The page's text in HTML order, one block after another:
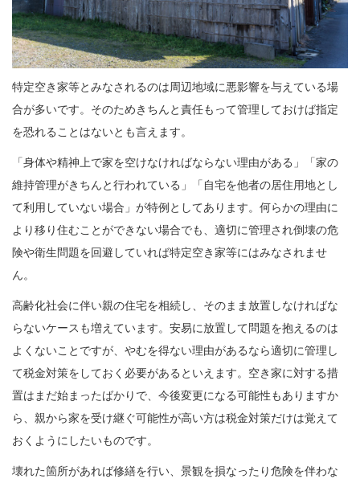
特定空き家等とみなされるのは周辺地域に悪影響を与えている場
合が多いです。そのためきちんと責任もって管理しておけば指定
を恐れることはないとも言えます。
「身体や精神上で家を空けなければならない理由がある」「家の
維持管理がきちんと行われている」「自宅を他者の居住用地とし
て利用していない場合」が特例としてあります。何らかの理由に
より移り住むことができない場合でも、適切に管理され倒壊の危
険や衛生問題を回避していれば特定空き家等にはみなされませ
ん。
高齢化社会に伴い親の住宅を相続し、そのまま放置しなければな
らないケースも増えています。安易に放置して問題を抱えるのは
よくないことですが、やむを得ない理由があるなら適切に管理し
て税金対策をしておく必要があるといえます。空き家に対する措
置はまだ始まったばかりで、今後変更になる可能性もありますか
ら、親から家を受け継ぐ可能性が高い方は税金対策だけは覚えて
おくようにしたいものです。
壊れた箇所があれば修繕を行い、景観を損なったり危険を伴わな